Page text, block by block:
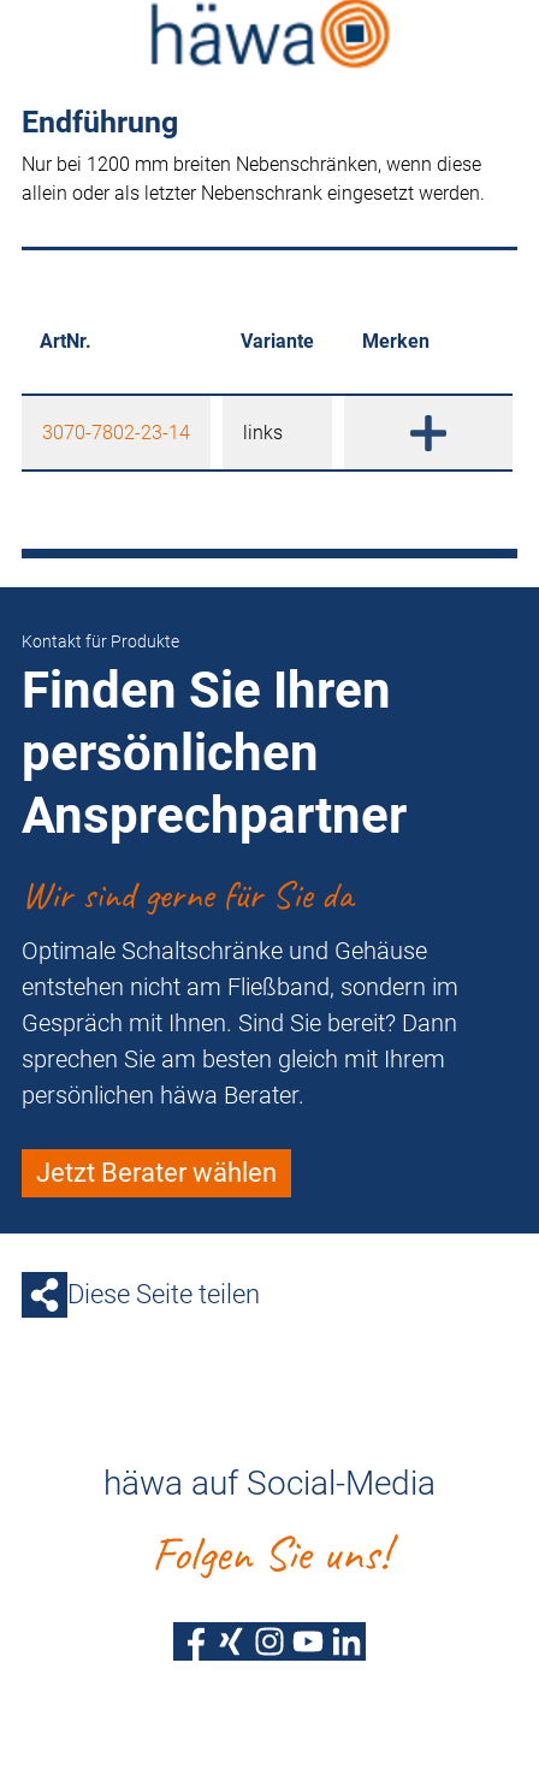
Endführung
Nur bei 1200 mm breiten Nebenschränken, wenn diese
allein oder als letzter Nebenschrank eingesetzt werden.
ArtNr. Variante Merken
3070-7802-23-14 links
Kontakt für Produkte
Finden Sie Ihren
persönlichen
Ansprechpartner
Wir sind gerne für Sie da
Optimale Schaltschränke und Gehäuse
entstehen nicht am Fließband, sondern im
Gespräch mit Ihnen. Sind Sie bereit? Dann
sprechen Sie am besten gleich mit Ihrem
persönlichen häwa Berater.
Jetzt Berater wählen
Diese Seite teilen
häwa auf Social-Media
Folgen Sie uns!